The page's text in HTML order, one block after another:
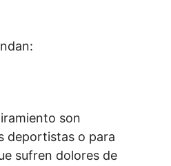
son
deportistas o para
sufren dolores de